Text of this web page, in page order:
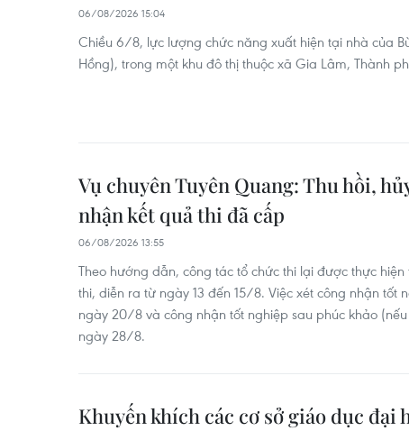
06/08/2026 15:04
Chiều 6/8, lực lượng chức năng xuất hiện tại nhà của
Hồng), trong một khu đô thị thuộc xã Gia Lâm, Thành
Vụ chuyên Tuyên Quang: Thu hồi,
nhận kết quả thi đã cấp
06/08/2026 13:55
Theo hướng dẫn, công tác tổ chức thi lại được thực
thi, diễn ra từ ngày 13 đến 15/8. Việc xét công nhận tốt
ngày 20/8 và công nhận tốt nghiệp sau phúc khảo
ngày 28/8.
Khuyến khích các cơ sở giáo dục đại